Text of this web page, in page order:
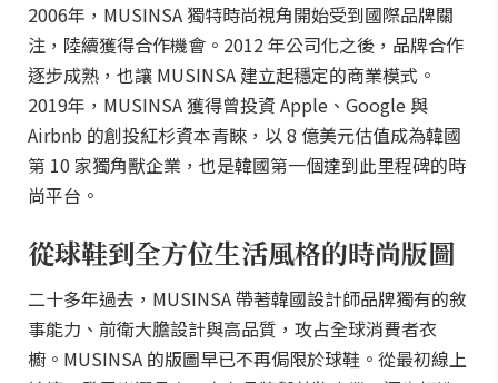
2006年，MUSINSA 獨特時尚視角開始受到國際品牌關
注，陸續獲得合作機會。2012 年公司化之後，品牌合作
逐步成熟，也讓 MUSINSA 建立起穩定的商業模式。
2019年，MUSINSA 獲得曾投資 Apple、Google 與
Airbnb 的創投紅杉資本青睞，以 8 億美元估值成為韓國
第 10 家獨角獸企業，也是韓國第一個達到此里程碑的時
尚平台。
從球鞋到全方位生活風格的時尚版圖
二十多年過去，MUSINSA 帶著韓國設計師品牌獨有的敘
事能力、前衛大膽設計與高品質，攻占全球消費者衣
櫥。MUSINSA 的版圖早已不再侷限於球鞋。從最初線上